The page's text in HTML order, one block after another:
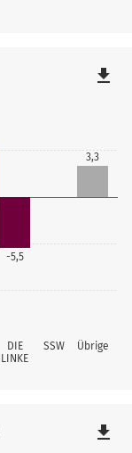
DIE
LINKE
SSW Übrige
-5,5
3,3
file_download
file_download